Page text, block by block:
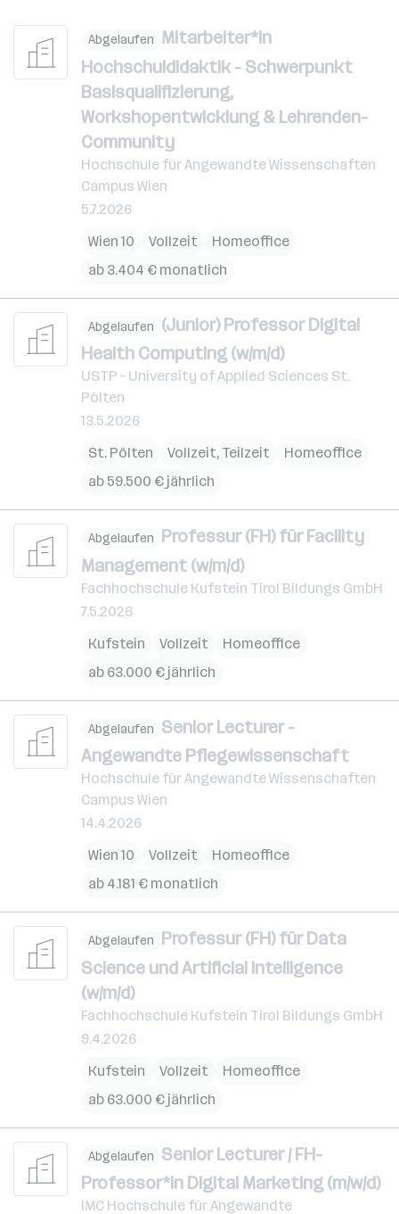
Abgelaufen Mitarbeiter*in
Hochschuldidaktik - Schwerpunkt
Basisqualifizierung,
Workshopentwicklung & Lehrenden-
Community
Hochschule für Angewandte Wissenschaften
Campus Wien
5.7.2026
Wien 10
Vollzeit
Homeoffice
ab 3.404 € monatlich
Abgelaufen (Junior) Professor Digital
Health Computing (w/m/d)
USTP – University of Applied Sciences St.
Pölten
13.5.2026
St. Pölten
Vollzeit, Teilzeit
Homeoffice
ab 59.500 € jährlich
Abgelaufen Professur (FH) für Facility
Management (w/m/d)
Fachhochschule Kufstein Tirol Bildungs GmbH
7.5.2026
Kufstein
Vollzeit
Homeoffice
ab 63.000 € jährlich
Abgelaufen Senior Lecturer -
Angewandte Pflegewissenschaft
Hochschule für Angewandte Wissenschaften
Campus Wien
14.4.2026
Wien 10
Vollzeit
Homeoffice
ab 4.181 € monatlich
Abgelaufen Professur (FH) für Data
Science und Artificial Intelligence
(w/m/d)
Fachhochschule Kufstein Tirol Bildungs GmbH
9.4.2026
Kufstein
Vollzeit
Homeoffice
ab 63.000 € jährlich
Abgelaufen Senior Lecturer / FH-
Professor*in Digital Marketing (m/w/d)
IMC Hochschule für Angewandte